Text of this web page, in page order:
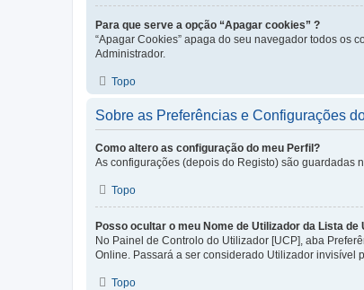
Para que serve a opção “Apagar cookies” ?
“Apagar Cookies” apaga do seu navegador todos os
Administrador.
Topo
Sobre as Preferências e Configurações
Como altero as configuração do meu Perfil?
As configurações (depois do Registo) são guardadas
Topo
Posso ocultar o meu Nome de Utilizador da Lista de
No Painel de Controlo do Utilizador [UCP], aba
Online. Passará a ser considerado Utilizador invisível
Topo